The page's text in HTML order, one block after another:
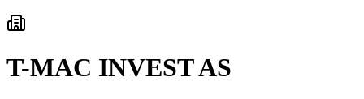
T-MAC INVEST AS